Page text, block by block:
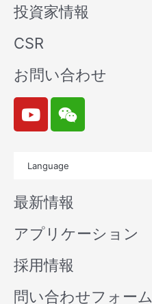
投資家情報
CSR
お問い合わせ
Y
o
u
b
e
W
e
i
n
Language
最新情報
アプリケーション
採用情報
問い合わせフォーム